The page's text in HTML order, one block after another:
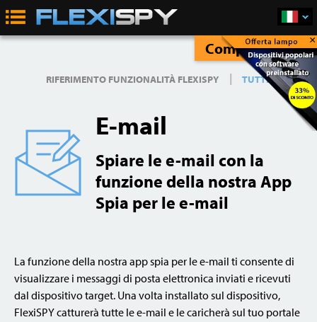
Compra Subito ×
RIFERIMENTO FUNZIONALITÀ FLEXISPY | TUTTE
E-mail
Spiare le e-mail con la
funzione della nostra App
Spia per le e-mail
La funzione della nostra app spia per le e-mail ti consente di
visualizzare i messaggi di posta elettronica inviati e ricevuti
dal dispositivo target. Una volta installato sul dispositivo,
FlexiSPY catturerà tutte le e-mail e le caricherà sul tuo portale